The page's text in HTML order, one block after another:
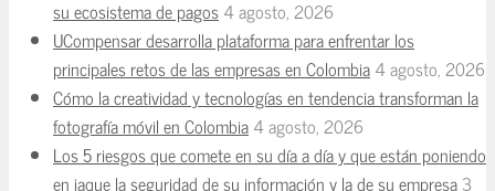
su ecosistema de pagos4 agosto, 2026
UCompensar desarrolla plataforma para enfrentar los
principales retos de las empresas en Colombia4 agosto, 2026
Cómo la creatividad y tecnologías en tendencia transforman la
fotografía móvil en Colombia4 agosto, 2026
Los 5 riesgos que comete en su día a día y que están poniendo
en jaque la seguridad de su información y la de su empresa3